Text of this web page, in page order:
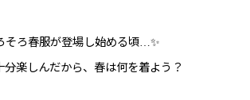
そろ春服が登場し始める頃…✨
分楽しんだから、春は何を着よう？